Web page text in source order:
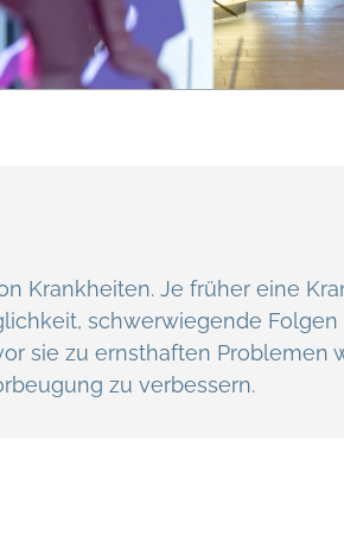
Krankheiten. Je früher eine
schwerwiegende Folgen
sie zu ernsthaften Problemen
zu verbessern.